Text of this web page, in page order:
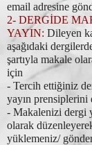
email adresine
2- DERGİDE
YAYIN: Dileyen
aşağıdaki
şartıyla makale
için
- Tercih ettiğiniz
yayın
- Makalenizi dergi
olarak
yüklemeniz/